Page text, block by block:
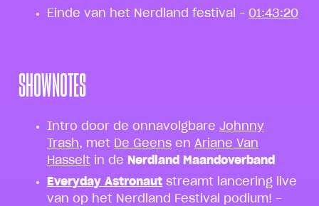
Einde van het Nerdland festival – 01:43:20
SHOWNOTES
Intro door de onnavolgbare Johnny
Trash, met De Geens en Ariane Van
Hasselt in de Nerdland Maandoverband
Everyday Astronaut streamt lancering live
van op het Nerdland Festival podium! –